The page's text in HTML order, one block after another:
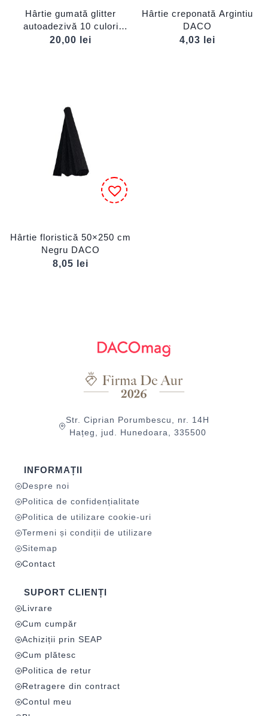
Hârtie gumată glitter
autoadezivă 10 culori
DACO
20,00 lei
Hârtie creponată Argintiu
DACO
4,03
lei
Hârtie floristică 50×250 cm
Negru DACO
8,05
lei
Str. Ciprian Porumbescu, nr. 14H
Hațeg, jud. Hunedoara, 335500
INFORMAȚII
Despre noi
Politica de confidențialitate
Politica de utilizare cookie-uri
Termeni și condiții de utilizare
Sitemap
Contact
SUPORT CLIENȚI
Livrare
Cum cumpăr
Achiziții prin SEAP
Cum plătesc
Politica de retur
Retragere din contract
Contul meu